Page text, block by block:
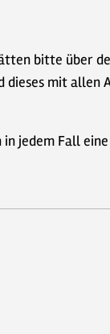
bitte über
dieses mit allen
jedem Fall